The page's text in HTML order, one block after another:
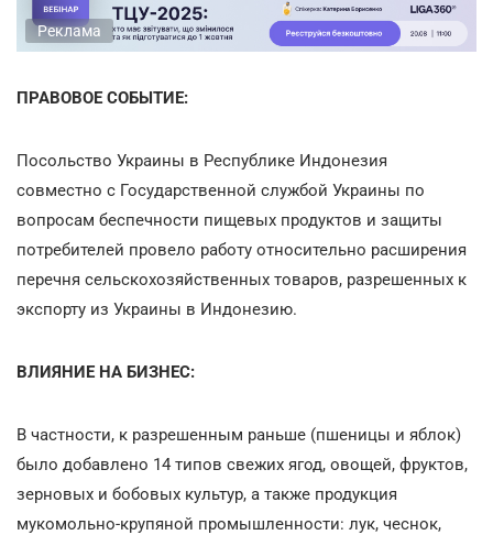
Реклама
ПРАВОВОЕ СОБЫТИЕ:
Посольство Украины в Республике Индонезия
совместно с Государственной службой Украины по
вопросам беспечности пищевых продуктов и защиты
потребителей провело работу относительно расширения
перечня сельскохозяйственных товаров, разрешенных к
экспорту из Украины в Индонезию.
ВЛИЯНИЕ НА БИЗНЕС:
В частности, к разрешенным раньше (пшеницы и яблок)
было добавлено 14 типов свежих ягод, овощей, фруктов,
зерновых и бобовых культур, а также продукция
мукомольно-крупяной промышленности: лук, чеснок,